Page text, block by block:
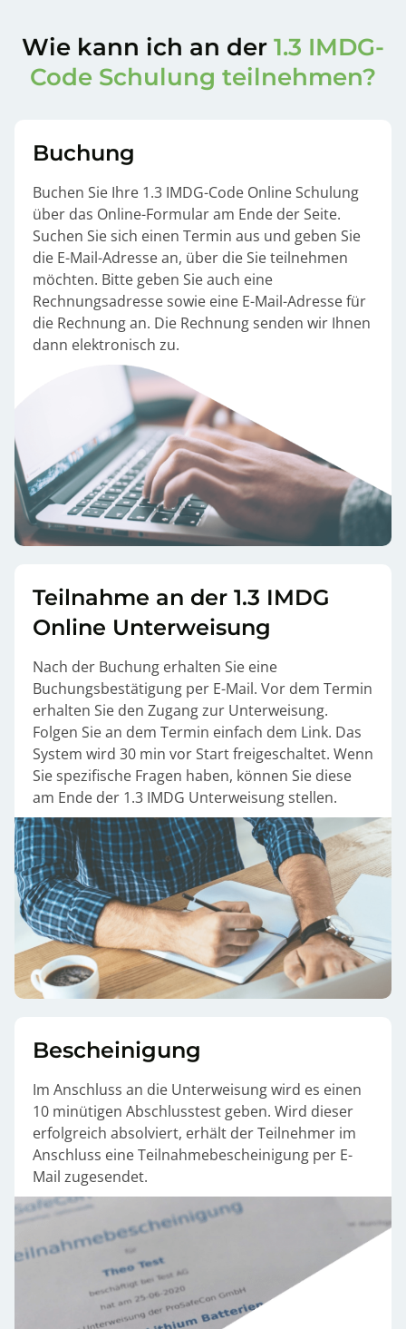
Wie kann ich an der 1.3 IMDG-
Code Schulung teilnehmen?
Buchung
Buchen Sie Ihre 1.3 IMDG-Code Online Schulung
über das Online-Formular am Ende der Seite.
Suchen Sie sich einen Termin aus und geben Sie
die E-Mail-Adresse an, über die Sie teilnehmen
möchten. Bitte geben Sie auch eine
Rechnungsadresse sowie eine E-Mail-Adresse für
die Rechnung an. Die Rechnung senden wir Ihnen
dann elektronisch zu.
Teilnahme an der 1.3 IMDG
Online Unterweisung
Nach der Buchung erhalten Sie eine
Buchungsbestätigung per E-Mail. Vor dem Termin
erhalten Sie den Zugang zur Unterweisung.
Folgen Sie an dem Termin einfach dem Link. Das
System wird 30 min vor Start freigeschaltet. Wenn
Sie spezifische Fragen haben, können Sie diese
am Ende der 1.3 IMDG Unterweisung stellen.
Bescheinigung
Im Anschluss an die Unterweisung wird es einen
10 minütigen Abschlusstest geben. Wird dieser
erfolgreich absolviert, erhält der Teilnehmer im
Anschluss eine Teilnahmebescheinigung per E-
Mail zugesendet.